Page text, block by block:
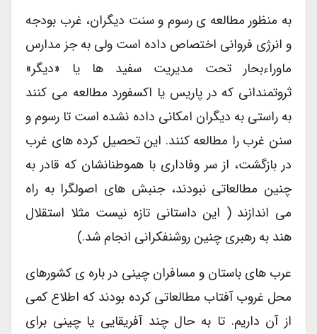
به منظور مطالعه ی رسوم و سنت دیگران، غرب بودجه
و انرژی فروانی اختصاص داده است ولی به جز مدارس
ماوراءبحار تحت مدیریت سفید ها یا «دیگر»
ثروتمندانی که در پاریس یا اکسفورد مطالعه می کنند
به راستی به دیگران امکانی داده نشده است تا رسوم و
سنن غرب را مطالعه کنند. این تحصیل کرده های غرب
در بازگشت، از سر وفاداری با هموطنانشان که قادر به
چنین مطالعاتی نبودند، جنبش های اصولگرا به راه
می اندازند ( این داستانی تازه نیست مثلا استقلال
هند به رهبری چنین روشنفکرانی انجام شد.)
عرب های باستان و مسافران چینی در باره ی کشورهای
محل غروب آفتاب مطالعاتی کرده بودند که اطلاع کمی
از آن داریم. تا به حال چند آفریقایی یا چینی برای